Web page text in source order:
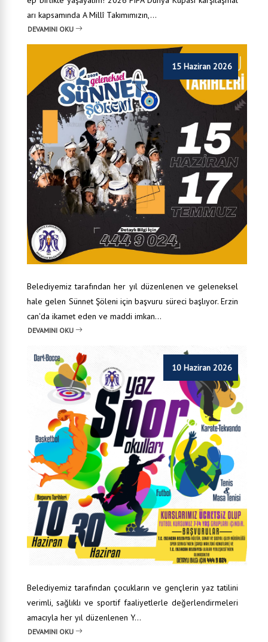
arı kapsamında A Millî Takımımızın,...
DEVAMINI OKU
15 Haziran 2026
Belediyemiz tarafından her yıl düzenlenen ve geleneksel
hale gelen Sünnet Şöleni için başvuru süreci başlıyor. Erzin
can'da ikamet eden ve maddi imkan...
DEVAMINI OKU
10 Haziran 2026
Belediyemiz tarafından çocukların ve gençlerin yaz tatilini
verimli, sağlıklı ve sportif faaliyetlerle değerlendirmeleri
amacıyla her yıl düzenlenen Y...
DEVAMINI OKU